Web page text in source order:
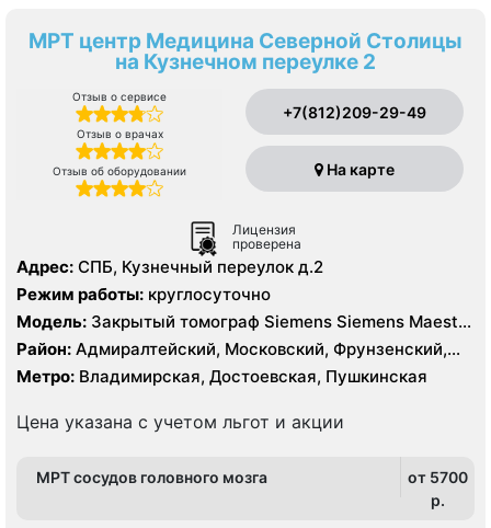
МРТ центр Медицина Северной Столицы
на Кузнечном переулке 2
Отзыв о сервисе
Отзыв о врачах
Отзыв об оборудовании
+7(812)209-29-49
На карте
Лицензия
проверена
Адрес: СПБ, Кузнечный переулок д.2
Режим работы: круглосуточно
Модель: Закрытый томограф Siemens Siemens Maestro
Class 1.5 Тесла
Район: Адмиралтейский, Московский, Фрунзенский,
Центральный
Метро: Владимирская, Достоевская, Пушкинская
Цена указана с учетом льгот и акции
МРТ сосудов головного мозга
от 5700
p.